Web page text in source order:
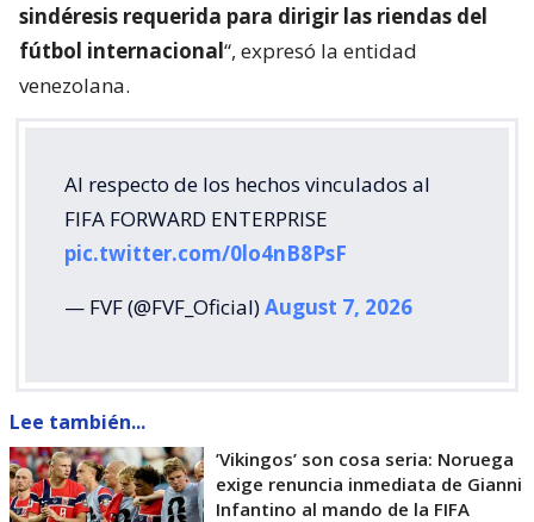
sindéresis requerida para dirigir las riendas del
fútbol internacional“, expresó la entidad
venezolana.
Al respecto de los hechos vinculados al
FIFA FORWARD ENTERPRISE
pic.twitter.com/0lo4nB8PsF
— FVF (@FVF_Oficial)August 7, 2026
Lee también...
’Vikingos’ son cosa seria: Noruega
exige renuncia inmediata de Gianni
Infantino al mando de la FIFA